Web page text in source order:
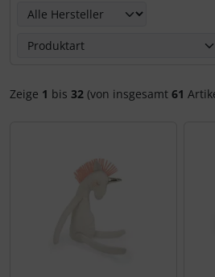
Hier kannst Du die
Zeige 1 bis32 (von insgesamt61